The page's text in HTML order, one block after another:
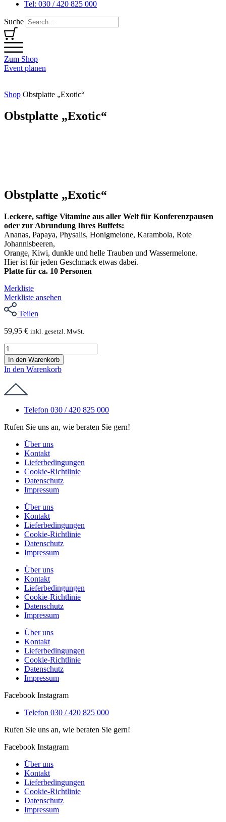
Tel: 030 / 420 825 000
Suche
Zum Shop
Event planen
Shop Obstplatte „Exotic“
Obstplatte „Exotic“
Obstplatte „Exotic“
Leckere, saftige Vitamine aus aller Welt für Konferenzpausen
oder zur Abrundung Ihres Buffets:
Ananas, Papaya, Physalis, Honigmelone, Karambola, Rote
Johannisbeeren,
Orange, Kiwi, dunkle und helle Trauben und Wassermelone.
Hier ist für jeden Geschmack etwas dabei.
Platte für ca. 10 Personen
Merkliste
Merkliste ansehen
Teilen
59,95 € inkl. gesetzl. MwSt.
Obstplatte
"Exotic"
Menge
In den Warenkorb
In den Warenkorb
Telefon 030 / 420 825 000
Rufen Sie uns an, wie beraten Sie gern!
Über uns
Kontakt
Lieferbedingungen
Cookie-Richtlinie
Datenschutz
Impressum
Über uns
Kontakt
Lieferbedingungen
Cookie-Richtlinie
Datenschutz
Impressum
Über uns
Kontakt
Lieferbedingungen
Cookie-Richtlinie
Datenschutz
Impressum
Über uns
Kontakt
Lieferbedingungen
Cookie-Richtlinie
Datenschutz
Impressum
Facebook Instagram
Telefon 030 / 420 825 000
Rufen Sie uns an, wie beraten Sie gern!
Facebook Instagram
Über uns
Kontakt
Lieferbedingungen
Cookie-Richtlinie
Datenschutz
Impressum